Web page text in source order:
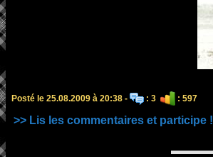
Posté le 25.08.2009 à 20:38 - : 3 : 597
>> Lis les commentaires et participe !